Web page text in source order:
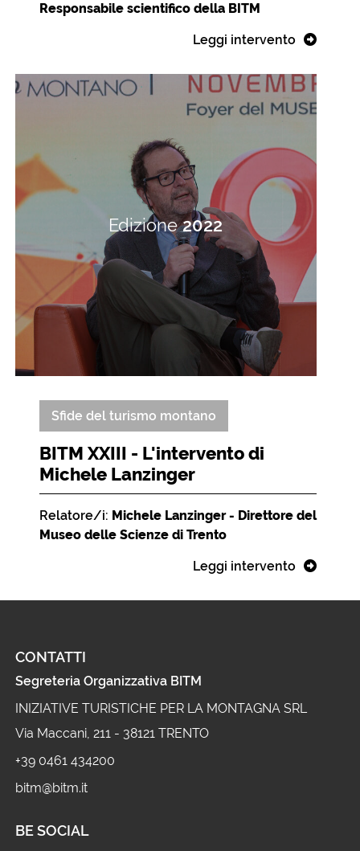
Responsabile scientifico della BITM
Leggi intervento
Edizione2022
Sfide del turismo montano
BITM XXIII - L'intervento di
Michele Lanzinger
Relatore/i: Michele Lanzinger - Direttore del
Museo delle Scienze di Trento
Leggi intervento
CONTATTI
Segreteria Organizzativa BITM
INIZIATIVE TURISTICHE PER LA MONTAGNA SRL
Via Maccani, 211 - 38121 TRENTO
+39 0461 434200
bitm@bitm.it
BE SOCIAL